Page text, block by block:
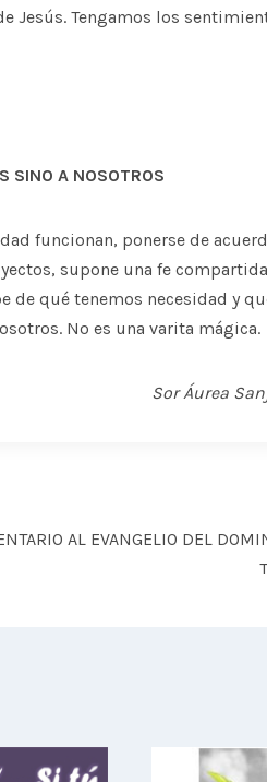
Jesús. Tengamos los
SINO A NOSOTROS
funcionan, ponerse de
supone una fe
de qué tenemos necesidad y
No es una varita mágica.
Sor Áurea
AL EVANGELIO DEL